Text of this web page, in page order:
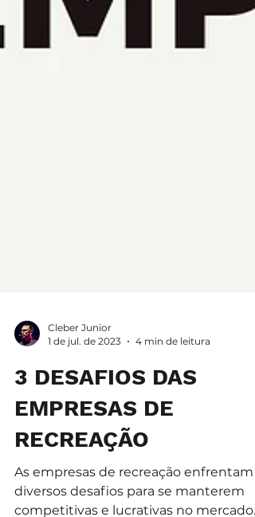
1 de jul. de 2023
4 min de leitura
3 DESAFIOS DAS
EMPRESAS DE
RECREAÇÃO
As empresas de recreação enfrentam